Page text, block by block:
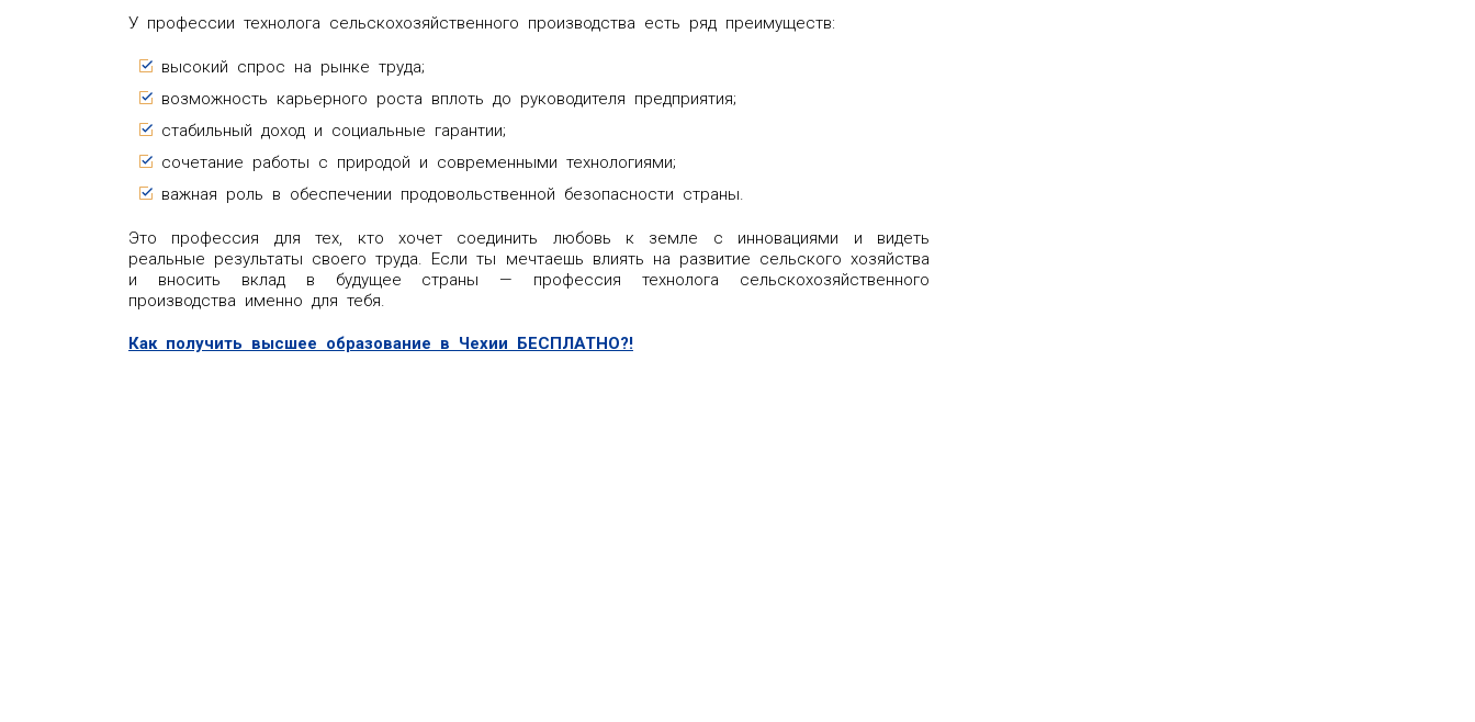
У профессии технолога сельскохозяйственного производства есть ряд преимуществ:
высокий спрос на рынке труда;
возможность карьерного роста вплоть до руководителя предприятия;
стабильный доход и социальные гарантии;
сочетание работы с природой и современными технологиями;
важная роль в обеспечении продовольственной безопасности страны.
Это профессия для тех, кто хочет соединить любовь к земле с инновациями и видеть
реальные результаты своего труда. Если ты мечтаешь влиять на развитие сельского хозяйства
и вносить вклад в будущее страны — профессия технолога сельскохозяйственного
производства именно для тебя.
Как получить высшее образование в Чехии БЕСПЛАТНО?!